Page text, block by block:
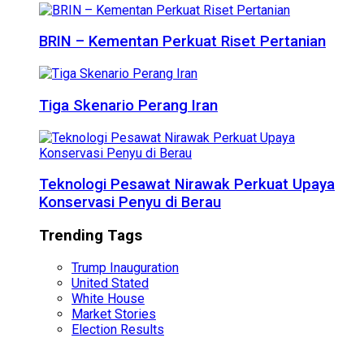
BRIN – Kementan Perkuat Riset Pertanian
Tiga Skenario Perang Iran
Teknologi Pesawat Nirawak Perkuat Upaya
Konservasi Penyu di Berau
Trending Tags
Trump Inauguration
United Stated
White House
Market Stories
Election Results